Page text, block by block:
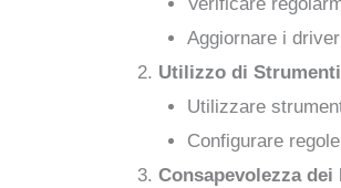
Aggiornare i
Utilizzo di
Utilizzare
Configurare
Consapevolezza dei